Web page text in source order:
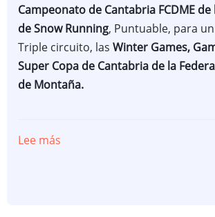
Campeonato de Cantabria FCDME
de Snow Running, Puntuable, para
Triple circuito, las Winter Games,
Super Copa de Cantabria de la
de Montaña.
Lee más